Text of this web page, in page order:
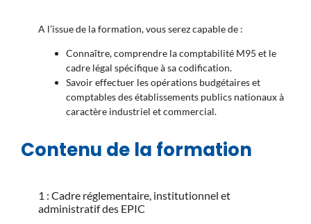
A l’issue de la formation, vous serez capable de :
Connaître, comprendre la comptabilité M95 et le
cadre légal spécifique à sa codification.
Savoir effectuer les opérations budgétaires et
comptables des établissements publics nationaux à
caractère industriel et commercial.
Contenu de la formation
1 : Cadre réglementaire, institutionnel et
administratif des EPIC